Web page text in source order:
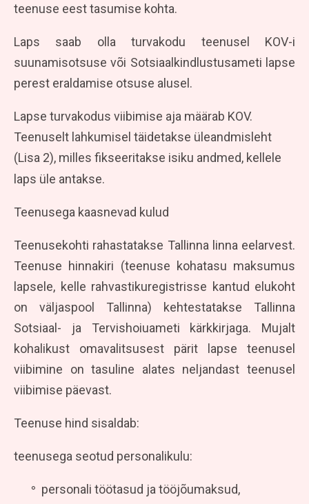
teenuse eest tasumise kohta.
Laps saab olla turvakodu teenusel KOV-i
suunamisotsuse või Sotsiaalkindlustusameti lapse
perest eraldamise otsuse alusel.
Lapse turvakodus viibimise aja määrab KOV.
Teenuselt lahkumisel täidetakse üleandmisleht
(Lisa 2), milles fikseeritakse isiku andmed, kellele
laps üle antakse.
Teenusega kaasnevad kulud
Teenusekohti rahastatakse Tallinna linna eelarvest.
Teenuse hinnakiri (teenuse kohatasu maksumus
lapsele, kelle rahvastikuregistrisse kantud elukoht
on väljaspool Tallinna) kehtestatakse Tallinna
Sotsiaal- ja Tervishoiuameti kärkkirjaga. Mujalt
kohalikust omavalitsusest pärit lapse teenusel
viibimine on tasuline alates neljandast teenusel
viibimise päevast.
Teenuse hind sisaldab:
teenusega seotud personalikulu:
personali töötasud ja tööjõumaksud,